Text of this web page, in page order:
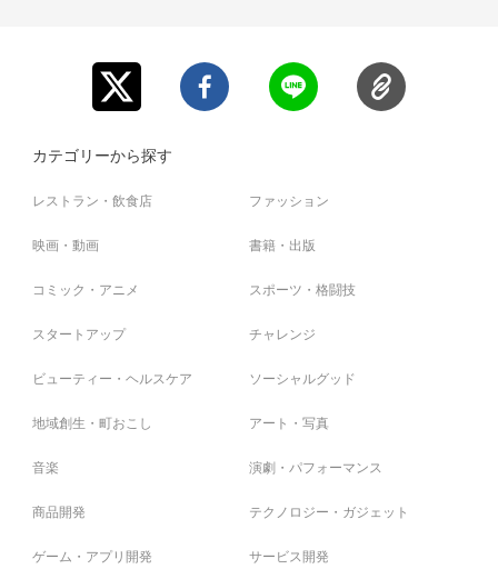
カテゴリーから探す
レストラン・飲食店 ファッション
映画・動画 書籍・出版
コミック・アニメ スポーツ・格闘技
スタートアップ チャレンジ
ビューティー・ヘルスケア ソーシャルグッド
地域創生・町おこし アート・写真
音楽 演劇・パフォーマンス
商品開発 テクノロジー・ガジェット
ゲーム・アプリ開発 サービス開発